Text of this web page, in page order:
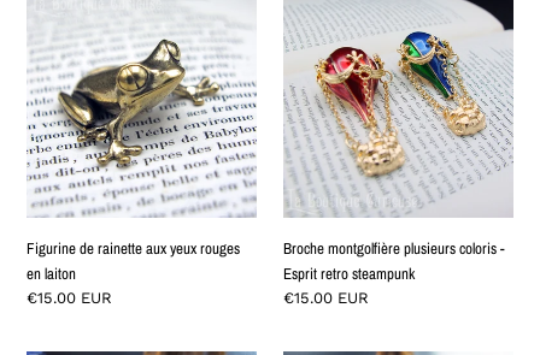
rainette
aux
yeux
rouges
en
laiton
Figurine de rainette aux yeux rouges
en laiton
Prix
€15.00 EUR
montgolfière
plusieurs
coloris
-
Esprit
retro
steampunk
Broche montgolfière plusieurs coloris -
Esprit retro steampunk
Prix
€15.00 EUR